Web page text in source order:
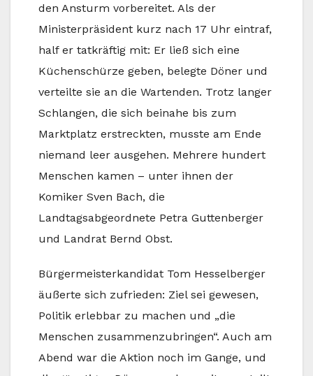
den Ansturm vorbereitet. Als der
Ministerpräsident kurz nach 17 Uhr eintraf,
half er tatkräftig mit: Er ließ sich eine
Küchenschürze geben, belegte Döner und
verteilte sie an die Wartenden. Trotz langer
Schlangen, die sich beinahe bis zum
Marktplatz erstreckten, musste am Ende
niemand leer ausgehen. Mehrere hundert
Menschen kamen – unter ihnen der
Komiker Sven Bach, die
Landtagsabgeordnete Petra Guttenberger
und Landrat Bernd Obst.
Bürgermeisterkandidat Tom Hesselberger
äußerte sich zufrieden: Ziel sei gewesen,
Politik erlebbar zu machen und „die
Menschen zusammenzubringen“. Auch am
Abend war die Aktion noch im Gange, und